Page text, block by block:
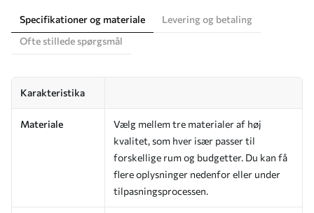
Specifikationer og materiale
Levering og betaling
Ofte stillede spørgsmål
Karakteristika
Materiale
Vælg mellem tre materialer af høj
kvalitet, som hver især passer til
forskellige rum og budgetter. Du kan få
flere oplysninger nedenfor eller under
tilpasningsprocessen.